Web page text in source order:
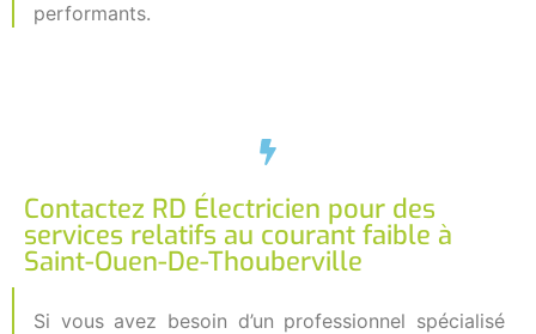
performants.
Contactez RD Électricien pour des
services relatifs au courant faible à
Saint-Ouen-De-Thouberville
Si vous avez besoin d’un professionnel spécialisé